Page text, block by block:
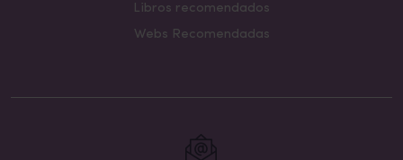
Libros recomendados
Webs Recomendadas